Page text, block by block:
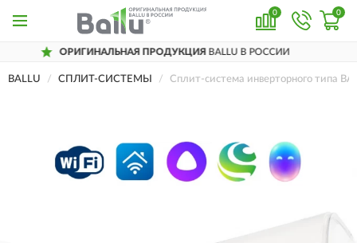
0 0
ПРОДУКЦИЯBALLU В РОССИИ
BALLU СПЛИТ-СИСТЕМЫ Сплит-система инверторного типа